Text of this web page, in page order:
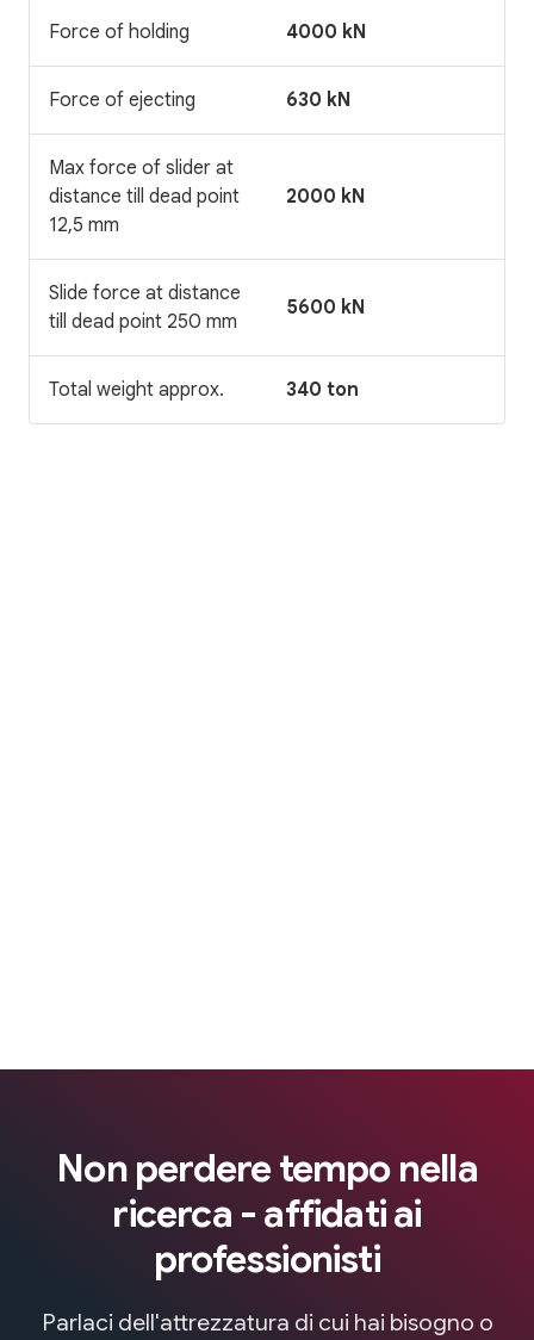
Force of holding 4000 kN
Force of ejecting 630 kN
Max force of slider at
distance till dead point
12,5 mm
2000 kN
Slide force at distance
till dead point 250 mm
5600 kN
Total weight approx. 340 ton
Non perdere tempo nella
ricerca - affidati ai
professionisti
Parlaci dell'attrezzatura di cui hai bisogno o